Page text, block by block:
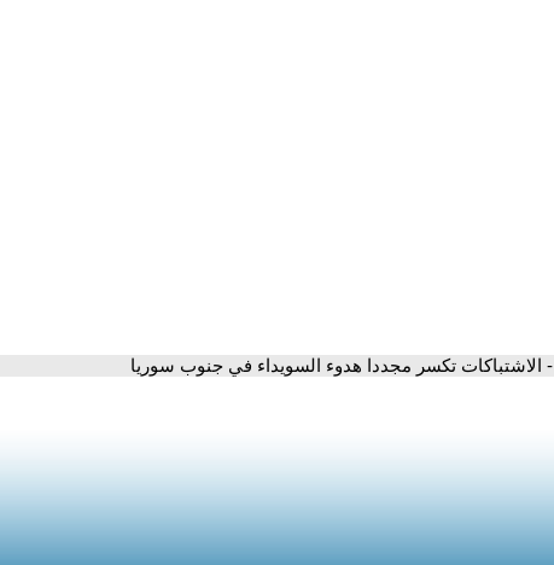
- الاشتباكات تكسر مجددا هدوء السويداء في جنوب سوريا